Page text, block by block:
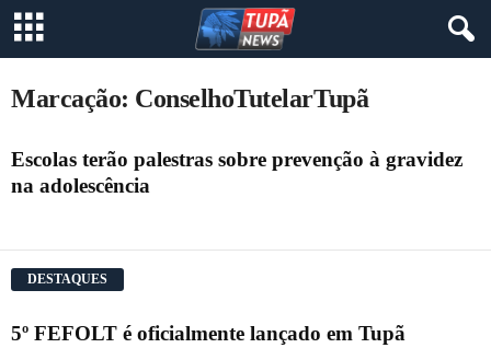
Marcação: ConselhoTutelarTupã
Escolas terão palestras sobre prevenção à gravidez
na adolescência
DESTAQUES
5º FEFOLT é oficialmente lançado em Tupã